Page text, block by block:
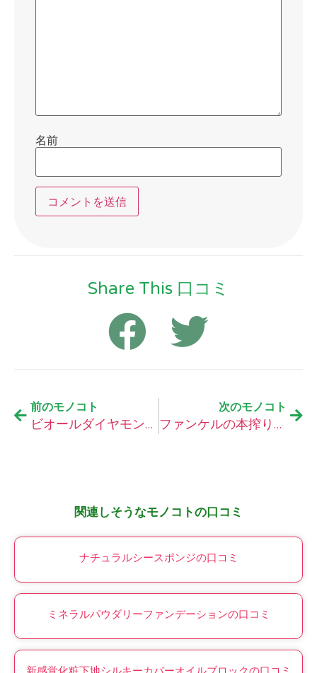
名前
Share This 口コミ
前のモノコト
ビオールダイヤモンドの口コミ
次のモノコト
ファンケルの本搾り青汁 プレミアム冷凍
関連しそうなモノコトの口コミ
ナチュラルシースポンジの口コミ
ミネラルパウダリーファンデーションの口コミ